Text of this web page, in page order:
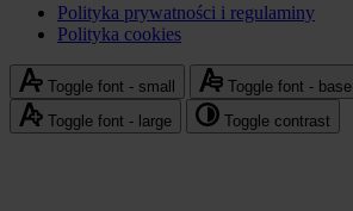
Stopka
-
polityka
prywatności
Polityka prywatności i regulaminy
Polityka cookies
Toggle font - small
Toggle font - base
Toggle font - large
Toggle contrast